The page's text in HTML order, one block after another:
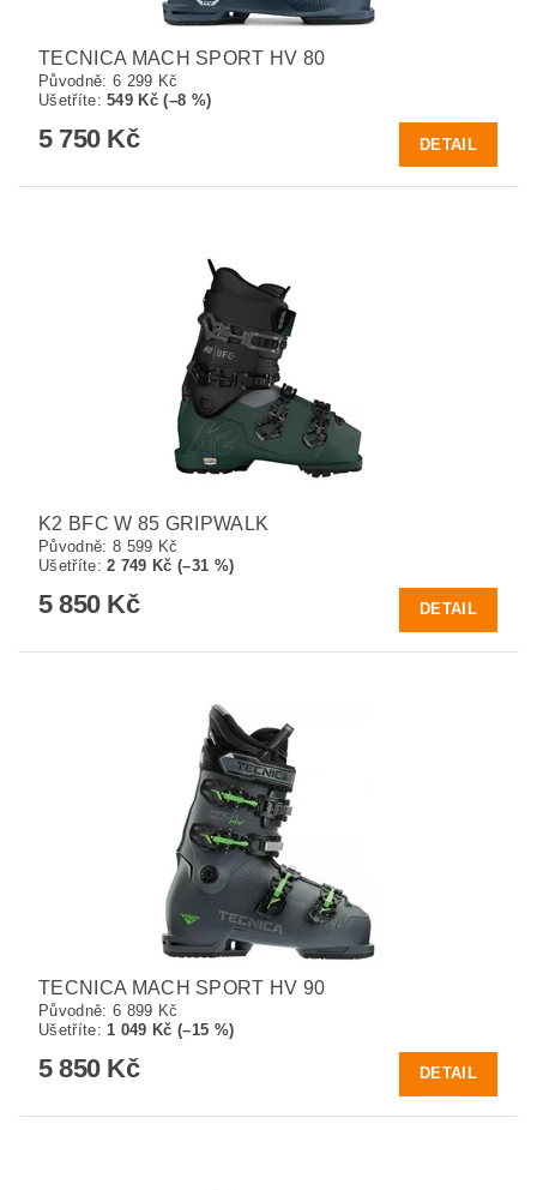
TECNICA MACH SPORT HV 80
Původně: 6 299 Kč
Ušetříte:549 Kč (–8 %)
5 750 Kč DETAIL
K2 BFC W 85 GRIPWALK
Původně: 8 599 Kč
Ušetříte:2 749 Kč (–31 %)
5 850 Kč DETAIL
TECNICA MACH SPORT HV 90
Původně: 6 899 Kč
Ušetříte: 1 049 Kč (–15 %)
5 850 Kč DETAIL